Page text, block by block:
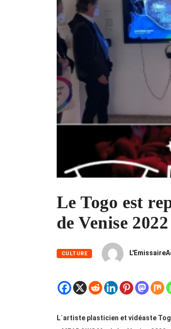
Le Togo est
de Venise
CULTURE
L´artiste plasticien et vidéaste